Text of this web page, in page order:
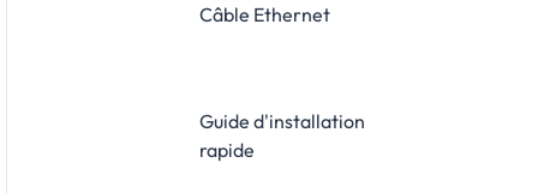
Câble Ethernet
Guide d'installation
rapide